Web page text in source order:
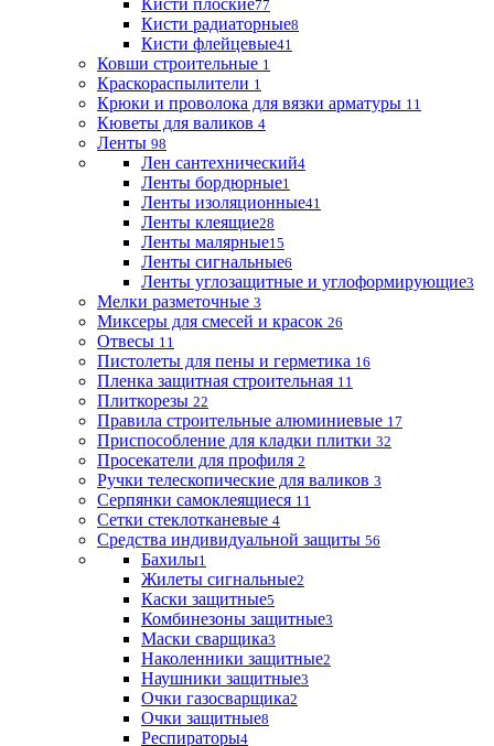
Кисти плоские77
Кисти радиаторные8
Кисти флейцевые41
Ковши строительные 1
Краскораспылители 1
Крюки и проволока для вязки арматуры 11
Кюветы для валиков 4
Ленты 98
Лен сантехнический4
Ленты бордюрные1
Ленты изоляционные41
Ленты клеящие28
Ленты малярные15
Ленты сигнальные6
Ленты углозащитные и углоформирующие3
Мелки разметочные 3
Миксеры для смесей и красок 26
Отвесы 11
Пистолеты для пены и герметика 16
Пленка защитная строительная 11
Плиткорезы 22
Правила строительные алюминиевые 17
Приспособление для кладки плитки 32
Просекатели для профиля 2
Ручки телескопические для валиков 3
Серпянки самоклеящиеся 11
Сетки стеклотканевые 4
Средства индивидуальной защиты 56
Бахилы1
Жилеты сигнальные2
Каски защитные5
Комбинезоны защитные3
Маски сварщика3
Наколенники защитные2
Наушники защитные3
Очки газосварщика2
Очки защитные8
Респираторы4